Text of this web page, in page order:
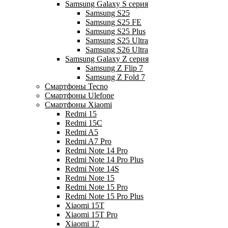
Samsung Galaxy S серия
Samsung S25
Samsung S25 FE
Samsung S25 Plus
Samsung S25 Ultra
Samsung S26 Ultra
Samsung Galaxy Z серия
Samsung Z Flip 7
Samsung Z Fold 7
Смартфоны Tecno
Смартфоны Ulefone
Смартфоны Xiaomi
Redmi 15
Redmi 15C
Redmi A5
Redmi A7 Pro
Redmi Note 14 Pro
Redmi Note 14 Pro Plus
Redmi Note 14S
Redmi Note 15
Redmi Note 15 Pro
Redmi Note 15 Pro Plus
Xiaomi 15T
Xiaomi 15T Pro
Xiaomi 17